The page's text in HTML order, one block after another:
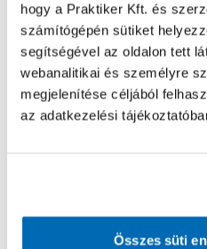
hogy a Praktiker Kft. és
számítógépén sütiket
segítségével az oldalon tett
webanalitikai és személyre
megjelenítése céljából
az adatkezelési
Összes süti